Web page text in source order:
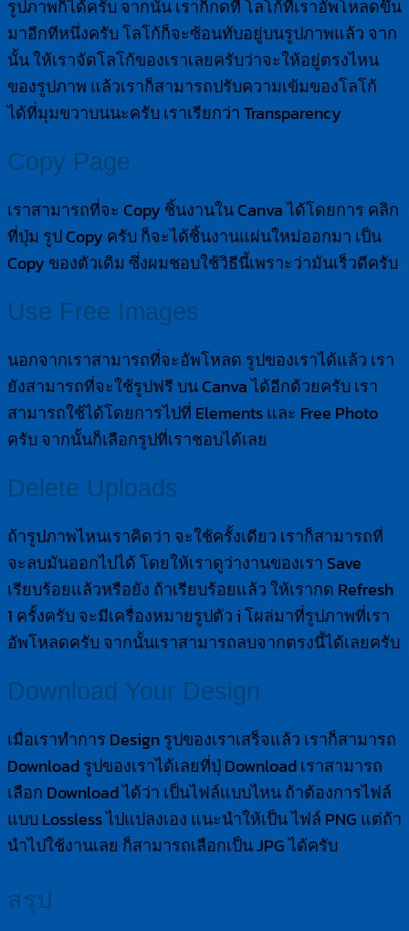
รูปภาพก็ได้ครับ จากนั้น เราก็กดที่ โลโก้ที่เราอัพโหลดขึ้น
มาอีกทีหนึ่งครับ โลโก้ก็จะซ้อนทับอยู่บนรูปภาพแล้ว จาก
นั้น ให้เราจัดโลโก้ของเราเลยครับว่าจะให้อยู่ตรงไหน
ของรูปภาพ แล้วเราก็สามารถปรับความเข้มของโลโก้
ได้ที่มุมขวาบนนะครับ เราเรียกว่า Transparency
Copy Page
เราสามารถที่จะ Copy ชิ้นงานใน Canva ได้โดยการ คลิก
ที่ปุ่ม รูป Copy ครับ ก็จะได้ชิ้นงานแผ่นใหม่ออกมา เป็น
Copy ของตัวเดิม ซึ่งผมชอบใช้วิธีนี้เพราะว่ามันเร็วดีครับ
Use Free Images
นอกจากเราสามารถที่จะอัพโหลด รูปของเราได้แล้ว เรา
ยังสามารถที่จะใช้รูปฟรี บน Canva ได้อีกด้วยครับ เรา
สามารถใช้ได้โดยการไปที่ Elements และ Free Photo
ครับ จากนั้นก็เลือกรูปที่เราชอบได้เลย
Delete Uploads
ถ้ารูปภาพไหนเราคิดว่า จะใช้ครั้งเดียว เราก็สามารถที่
จะลบมันออกไปได้ โดยให้เราดูว่างานของเรา Save
เรียบร้อยแล้วหรือยัง ถ้าเรียบร้อยแล้ว ให้เรากด Refresh
1 ครั้งครับ จะมีเครื่องหมายรูปตัว i โผล่มาที่รูปภาพที่เรา
อัพโหลดครับ จากนั้นเราสามารถลบจากตรงนี้ได้เลยครับ
Download Your Design
เมื่อเราทำการ Design รูปของเราเสร็จแล้ว เราก็สามารถ
Download รูปของเราได้เลยที่ปุ่ Download เราสามารถ
เลือก Download ได้ว่า เป็นไฟล์แบบไหน ถ้าต้องการไฟล์
แบบ Lossless ไปแปลงเอง แนะนำให้เป็น ไฟล์ PNG แต่ถ้า
นำไปใช้งานเลย ก็สามารถเลือกเป็น JPG ได้ครับ
สรุป